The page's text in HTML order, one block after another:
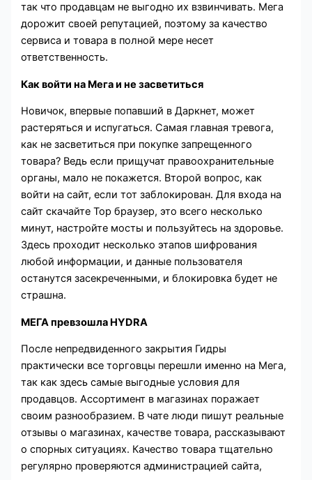
так что продавцам не выгодно их взвинчивать. Мега
дорожит своей репутацией, поэтому за качество
сервиса и товара в полной мере несет
ответственность.
Как войти на Мега и не засветиться
Новичок, впервые попавший в Даркнет, может
растеряться и испугаться. Самая главная тревога,
как не засветиться при покупке запрещенного
товара? Ведь если прищучат правоохранительные
органы, мало не покажется. Второй вопрос, как
войти на сайт, если тот заблокирован. Для входа на
сайт скачайте Тор браузер, это всего несколько
минут, настройте мосты и пользуйтесь на здоровье.
Здесь проходит несколько этапов шифрования
любой информации, и данные пользователя
останутся засекреченными, и блокировка будет не
страшна.
МЕГА превзошла HYDRA
После непредвиденного закрытия Гидры
практически все торговцы перешли именно на Мега,
так как здесь самые выгодные условия для
продавцов. Ассортимент в магазинах поражает
своим разнообразием. В чате люди пишут реальные
отзывы о магазинах, качестве товара, рассказывают
о спорных ситуациях. Качество товара тщательно
регулярно проверяются администрацией сайта,